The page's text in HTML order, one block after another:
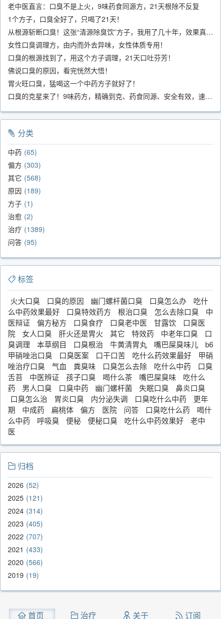
老中医直言：口臭不是上火，9味药食同源方，21天根除不反复
1个方子，口臭全好了，只喝了21天！
从根源斩断口臭！这张“清源除臭饮”方子，我用了几十年，效果真不错
女性口臭调理方，由内而外去异味，女性体质专用！
口臭的根源找到了，用这个方子调理，21天口吐芬芳！
佛说口臭的原因，看完恍然大悟！
胃火旺口臭，猛喝这一个中药方子就好了！
口臭的克星来了！9味药方，精确到克、药食同源、安全有效，速看！
分类
中药 65
偏方 303
其它 568
原因 189
方子 1
治愈 2
治疗 1389
问答 95
标签
火大口臭 口臭的原因 幽门螺杆菌口臭 口臭怎么办
吃什
么中药效果最好
口臭特效药方 根治口臭 怎么去除口臭
中
医辩证
偏方秘方 口臭食疗 口臭老中医 甘露饮
口臭医
院
女人口臭 肝火还是胃火 其它 特效药 中老年口臭
口
臭调理
本草纲目 口臭根治 牛黄清胃丸 嘴巴屎臭味儿
b6
甲硝唑治口臭
口臭医案 口干口苦 吃什么药效果最好
甲硝
唑治疗口臭
气血 粪臭味 口臭怎么去除 吃什么中药
口臭
舌苔
中医辨证 孩子口臭 喝什么茶 嘴巴屎臭味
吃什么
药
男人口臭 口臭中药 幽门螺杆菌 失眠口臭
鼻炎口臭
口臭怎么治
胃炎口臭 内分泌失调 口臭吃什么中药
更年
期
中成药 扁桃体 偏方 医院 问答 口臭吃什么药
喝什
么中药
呼吸臭 便秘 便秘口臭 吃什么中药效果好
老中
医
归档
2026 52
2025 121
2024 314
2023 405
2022 707
2021
433
2020 566
2019 19
首页 治疗 关于 订阅